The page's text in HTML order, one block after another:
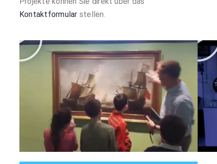
Kontaktformular stellen.